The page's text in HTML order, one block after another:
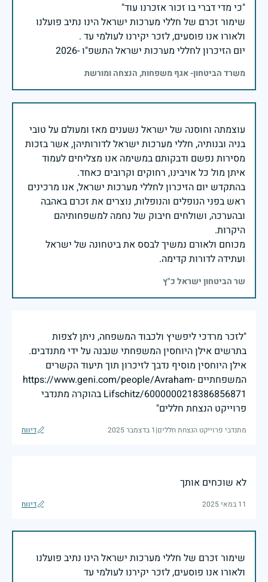
שימור זכרם של חללי מערכות ישראל הינו נתיב פועלנו
יום הזיכרון לחללי מערכות ישראל התשפ"ו -2026
משרד הביטחון- אגף משפחות, הנצחה ומורשת
עוצמתה וחוסנה של ישראל נשענים מאז ומעולם על טובי
בניה ובנותיה, חללי מערכות ישראל לדורותיהן, אשר בזכות
מסירות נפשם ודבקותם במשימה אנו מצליחים לעמוד
בהתקדש יום הזיכרון לחללי מערכות ישראל, אנו מרכינים
ראש בפני הנופלים והנופלות, נוצרים את זכרם באהבה
ובהערכה, ושולחים חיבוק של נחמה למשפחותיהם
מכוחם ולאורם נמשיך לבסס את ביטחונה של ישראל
ועתידה לדורות קדימה.
שר הביטחון ישראל כ"ץ
"לזכר מרדכי ליפשיץ ולכבוד המשפחה, ניתן לצפות
בתרשים אילן היוחסין המשפחתי שנבנה על ידי מתנדבים.
אילן היוחסין מוסיף נדבך לזיכרון תוך תיעוד הקשרים
המשפחתיים https://www.geni.com/people/Avraham-
Lifschitz/6000000218386856871 בהוקרה מתנדבי
פרוייקט הנצחת חללים"
מתנדבי פרוייקט הנצחת חללים|1 בדצמבר 2025 דיווח
לא שוכחים אותך
11 במאי 2025 דיווח
שימור זכרם של חללי מערכות ישראל הינו נתיב פועלנו